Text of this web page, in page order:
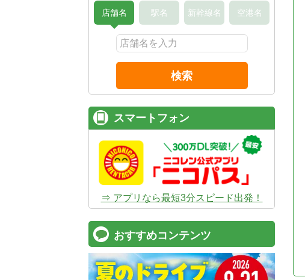
店舗名 駅名 新幹線名 空港名
検索
スマートフォン
⇒ アプリなら最短3分スピード出発！
おすすめコンテンツ